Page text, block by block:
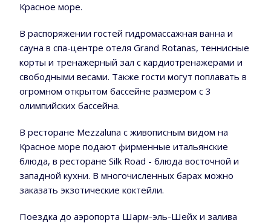
Красное море.
В распоряжении гостей гидромассажная ванна и
сауна в спа-центре отеля Grand Rotanas, теннисные
корты и тренажерный зал с кардиотренажерами и
свободными весами. Также гости могут поплавать в
огромном открытом бассейне размером с 3
олимпийских бассейна.
В ресторане Mezzaluna с живописным видом на
Красное море подают фирменные итальянские
блюда, в ресторане Silk Road - блюда восточной и
западной кухни. В многочисленных барах можно
заказать экзотические коктейли.
Поездка до аэропорта Шарм-эль-Шейх и залива